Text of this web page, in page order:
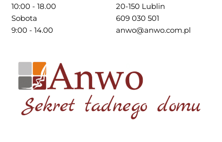
20-150 Lublin
609 030 501
anwo@anwo.com.pl
10:00 - 18.00
Sobota
9:00 - 14.00